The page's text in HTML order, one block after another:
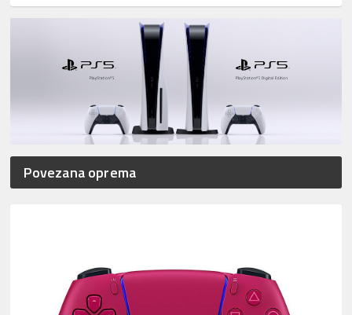
Povezana oprema